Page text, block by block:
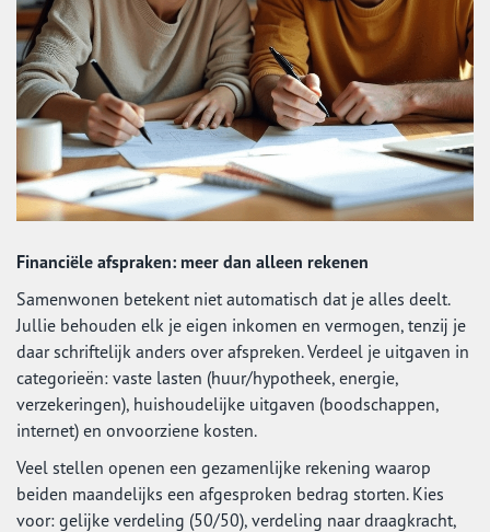
Financiële afspraken: meer dan alleen rekenen
Samenwonen betekent niet automatisch dat je alles deelt.
Jullie behouden elk je eigen inkomen en vermogen, tenzij je
daar schriftelijk anders over afspreken. Verdeel je uitgaven in
categorieën: vaste lasten (huur/hypotheek, energie,
verzekeringen), huishoudelijke uitgaven (boodschappen,
internet) en onvoorziene kosten.
Veel stellen openen een gezamenlijke rekening waarop
beiden maandelijks een afgesproken bedrag storten. Kies
voor: gelijke verdeling (50/50), verdeling naar draagkracht,